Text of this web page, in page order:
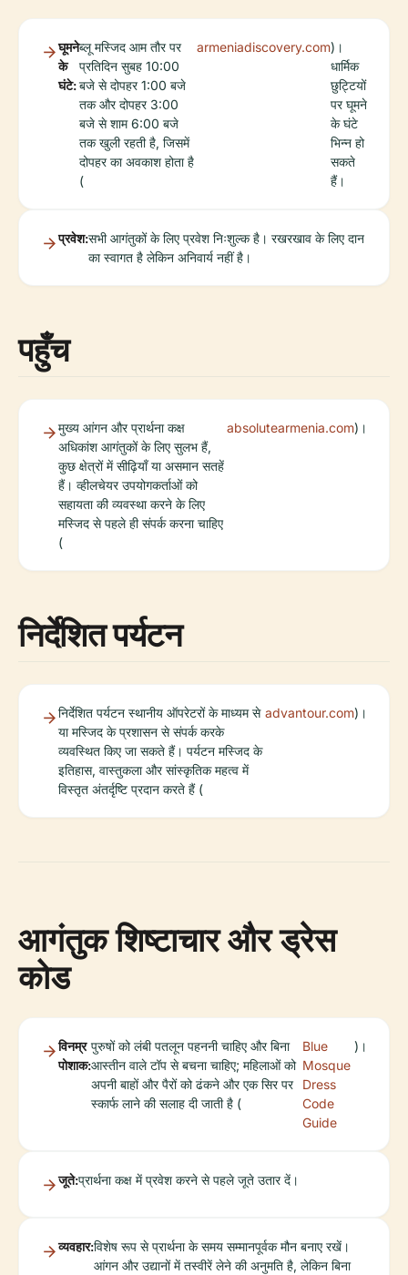
घूमने
के
घंटे:
ब्लू मस्जिद आम तौर पर
प्रतिदिन सुबह 10:00
बजे से दोपहर 1:00 बजे
तक और दोपहर 3:00
बजे से शाम 6:00 बजे
तक खुली रहती है, जिसमें
दोपहर का अवकाश होता है
(
armeniadiscovery.com)।
धार्मिक
छुट्टियों
पर घूमने
के घंटे
भिन्न हो
सकते
हैं।
प्रवेश:सभी आगंतुकों के लिए प्रवेश निःशुल्क है। रखरखाव के लिए दान
का स्वागत है लेकिन अनिवार्य नहीं है।
पहुँच
मुख्य आंगन और प्रार्थना कक्ष
अधिकांश आगंतुकों के लिए सुलभ हैं,
कुछ क्षेत्रों में सीढ़ियाँ या असमान सतहें
हैं। व्हीलचेयर उपयोगकर्ताओं को
सहायता की व्यवस्था करने के लिए
मस्जिद से पहले ही संपर्क करना चाहिए
(
absolutearmenia.com)।
निर्देशित पर्यटन
निर्देशित पर्यटन स्थानीय ऑपरेटरों के माध्यम से
या मस्जिद के प्रशासन से संपर्क करके
व्यवस्थित किए जा सकते हैं। पर्यटन मस्जिद के
इतिहास, वास्तुकला और सांस्कृतिक महत्व में
विस्तृत अंतर्दृष्टि प्रदान करते हैं (
advantour.com)।
आगंतुक शिष्टाचार और ड्रेस
कोड
विनम्र
पोशाक:
पुरुषों को लंबी पतलून पहननी चाहिए और बिना
आस्तीन वाले टॉप से ​​बचना चाहिए; महिलाओं को
अपनी बाहों और पैरों को ढंकने और एक सिर पर
स्कार्फ लाने की सलाह दी जाती है (
Blue
Mosque
Dress
Code
Guide
)।
जूते:प्रार्थना कक्ष में प्रवेश करने से पहले जूते उतार दें।
व्यवहार:विशेष रूप से प्रार्थना के समय सम्मानपूर्वक मौन बनाए रखें।
आंगन और उद्यानों में तस्वीरें लेने की अनुमति है, लेकिन बिना